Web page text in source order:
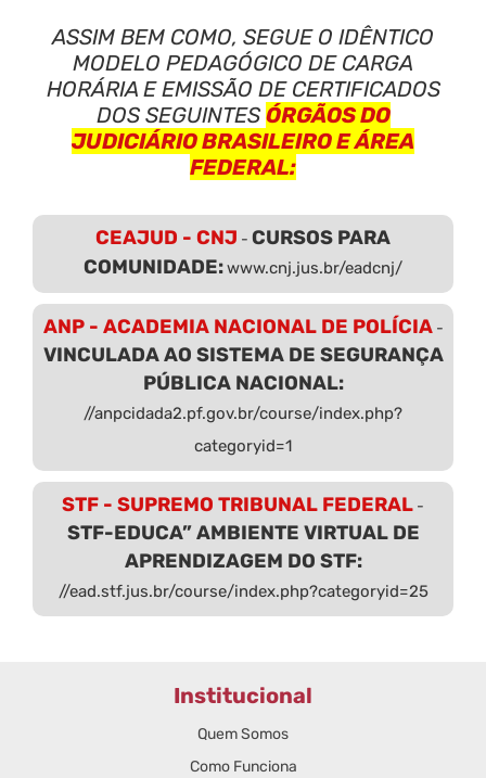
ASSIM BEM COMO, SEGUE O IDÊNTICO
MODELO PEDAGÓGICO DE CARGA
HORÁRIA E EMISSÃO DE CERTIFICADOS
DOS SEGUINTES ÓRGÃOS DO
JUDICIÁRIO BRASILEIRO E ÁREA
FEDERAL:
CEAJUD - CNJ - CURSOS PARA
COMUNIDADE:www.cnj.jus.br/eadcnj/
ANP - ACADEMIA NACIONAL DE POLÍCIA-
VINCULADA AO SISTEMA DE SEGURANÇA
PÚBLICA NACIONAL:
//anpcidada2.pf.gov.br/course/index.php?
categoryid=1
STF - SUPREMO TRIBUNAL FEDERAL -
STF-EDUCA” AMBIENTE VIRTUAL DE
APRENDIZAGEM DO STF:
//ead.stf.jus.br/course/index.php?categoryid=25
Institucional
Quem Somos
Como Funciona